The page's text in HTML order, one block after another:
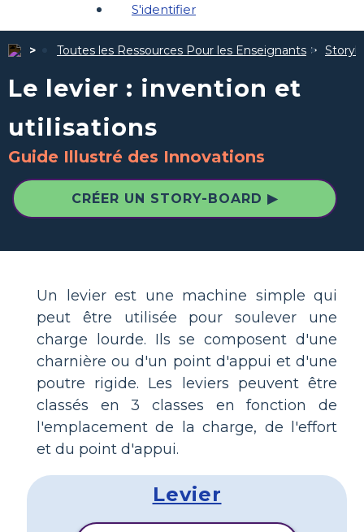
S'identifier
Toutes les Ressources Pour les Enseignants
Le levier : invention et
utilisations
Guide Illustré des Innovations
CRÉER UN STORY-BOARD ▶
Un levier est une machine simple qui
peut être utilisée pour soulever une
charge lourde. Ils se composent d'une
charnière ou d'un point d'appui et d'une
poutre rigide. Les leviers peuvent être
classés en 3 classes en fonction de
l'emplacement de la charge, de l'effort
et du point d'appui.
Levier